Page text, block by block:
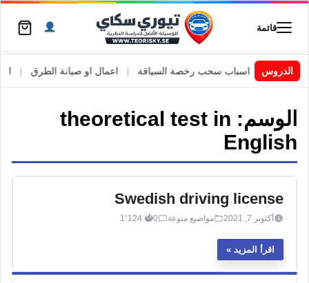
قائمة
الدروسالسويد | اسباب سحب رخصة السياقة اعمال او صيانة الطرق
الوسم: theoretical test in
English
Swedish driving license
أكتوبر 7, 2021 مواضيع منوعة 0 1٬124
اقرأ المزيد